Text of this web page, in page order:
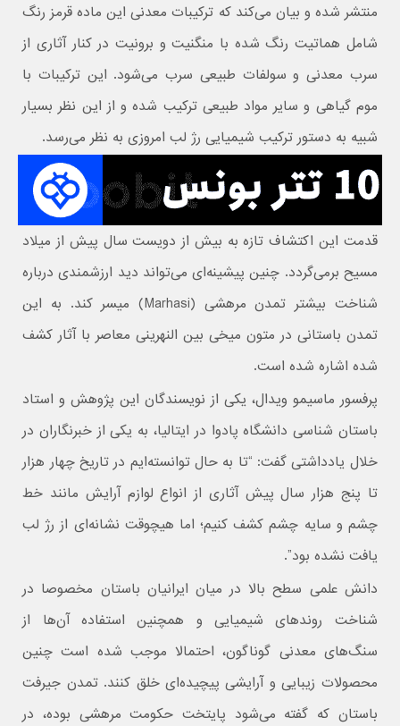
منتشر شده و بیان می‌کند که ترکیبات معدنی این ماده قرمز رنگ
شامل هماتیت رنگ شده با منگنیت و برونیت در کنار آثاری از
سرب معدنی و سولفات طبیعی سرب می‌شود. این ترکیبات با
موم گیاهی و سایر مواد طبیعی ترکیب شده و از این نظر بسیار
شبیه به دستور ترکیب شیمیایی رژ لب امروزی به نظر می‌رسد.
قدمت این اکتشاف تازه به بیش از دویست سال پیش از میلاد
مسیح برمی‌گردد. چنین پیشینه‌ای می‌تواند دید ارزشمندی درباره
شناخت بیشتر تمدن مرهشی (Marhasi) میسر کند. به این
تمدن باستانی در متون میخی بین النهرینی معاصر با آثار کشف
شده اشاره شده است.
پرفسور ماسیمو ویدال، یکی از نویسندگان این پژوهش و استاد
باستان شناسی دانشگاه پادوا در ایتالیا، به یکی از خبرنگاران در
خلال یادداشتی گفت: “تا به حال توانسته‌ایم در تاریخ چهار هزار
تا پنج هزار سال پیش آثاری از انواع لوازم آرایش مانند خط
چشم و سایه چشم کشف کنیم؛ اما هیچوقت نشانه‌ای از رژ لب
یافت نشده بود”.
دانش علمی سطح بالا در میان ایرانیان باستان مخصوصا در
شناخت روندهای شیمیایی و همچنین استفاده آن‌ها از
سنگ‌های معدنی گوناگون، احتمالا موجب شده است چنین
محصولات زیبایی و آرایشی پیچیده‌ای خلق کنند. تمدن جیرفت
باستان که گفته می‌شود پایتخت حکومت مرهشی بوده، در